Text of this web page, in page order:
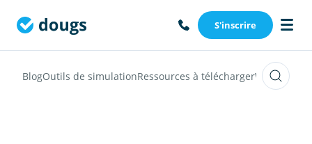
S'inscrire
BlogOutils de simulationRessources à téléchargerWebinars